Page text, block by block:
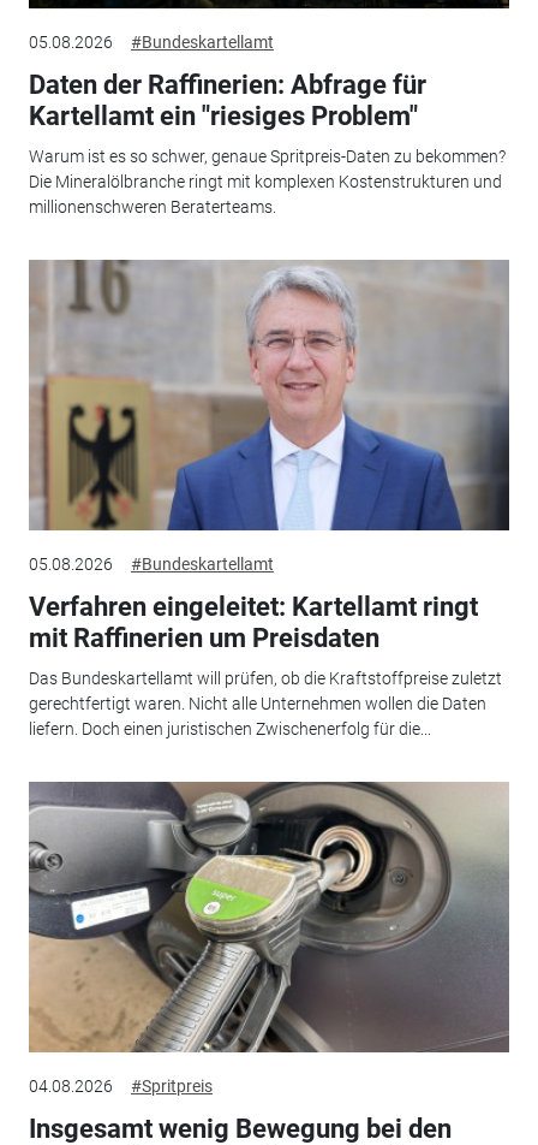
05.08.2026 #Bundeskartellamt
Daten der Raffinerien: Abfrage für
Kartellamt ein "riesiges Problem"
Warum ist es so schwer, genaue Spritpreis-Daten zu bekommen?
Die Mineralölbranche ringt mit komplexen Kostenstrukturen und
millionenschweren Beraterteams.
05.08.2026 #Bundeskartellamt
Verfahren eingeleitet: Kartellamt ringt
mit Raffinerien um Preisdaten
Das Bundeskartellamt will prüfen, ob die Kraftstoffpreise zuletzt
gerechtfertigt waren. Nicht alle Unternehmen wollen die Daten
liefern. Doch einen juristischen Zwischenerfolg für die...
04.08.2026 #Spritpreis
Insgesamt wenig Bewegung bei den